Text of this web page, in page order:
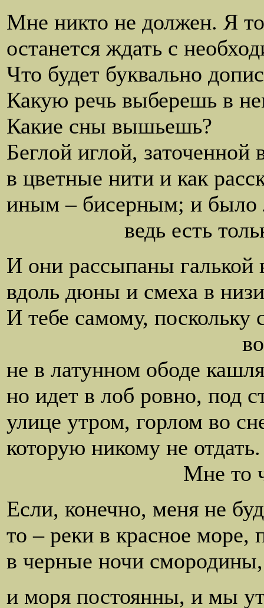
Мне никто не должен. Я
останется ждать с
Что будет буквально
Какую речь выберешь в
Какие сны вышьешь?
Беглой иглой, заточенной
в цветные нити и как
иным – бисерным; и было
ведь есть только
И они рассыпаны галькой
вдоль дюны и смеха в
И тебе самому, поскольку
возникает
не в латунном ободе
но идет в лоб ровно, под
улице утром, горлом во
которую никому не
Мне то что...
Если, конечно, меня не
то – реки в красное море,
в черные ночи смородины,
и моря постоянны, и мы